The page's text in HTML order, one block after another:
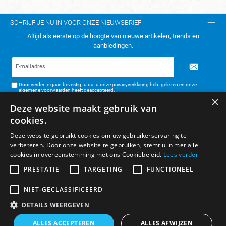
SCHRIJF JE NU IN VOOR ONZE NIEUWSBRIEF!
Altijd als eerste op de hoogte van nieuwe artikelen, trends en
aanbiedingen.
Door verder te gaan bevestigt u dat u onzeprivacyverklaring hebt gelezen en onze
algemene voorwaarden heeft geaccepteerd.
TELEFONISCH CONTACT:
ALGEMENE INFORMATIE
BETAAL- & VERZENDMETHODEN
* Alle prijzen zijn inclusief BTW, exclusief verzendkosten.
×
Deze website maakt gebruik van
cookies.
Deze website gebruikt cookies om uw gebruikerservaring te
verbeteren. Door onze website te gebruiken, stemt u in met alle
cookies in overeenstemming met ons Cookiebeleid. Lees verder
PRESTATIE
TARGETING FUNCTIONEEL
NIET-GECLASSIFICEERD
DETAILS WEERGEVEN
ALLES ACCEPTEREN ALLES AFWIJZEN